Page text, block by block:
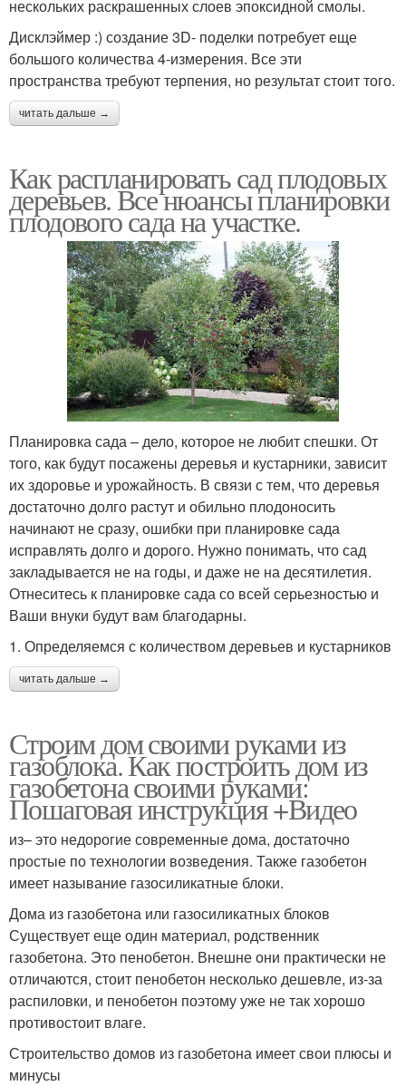
нескольких раскрашенных слоев эпоксидной смолы.
Дисклэймер :) создание 3D- поделки потребует еще
большого количества 4-измерения. Все эти
пространства требуют терпения, но результат стоит того.
читать дальше →
Как распланировать сад плодовых
деревьев. Все нюансы планировки
плодового сада на участке.
Планировка сада – дело, которое не любит спешки. От
того, как будут посажены деревья и кустарники, зависит
их здоровье и урожайность. В связи с тем, что деревья
достаточно долго растут и обильно плодоносить
начинают не сразу, ошибки при планировке сада
исправлять долго и дорого. Нужно понимать, что сад
закладывается не на годы, и даже не на десятилетия.
Отнеситесь к планировке сада со всей серьезностью и
Ваши внуки будут вам благодарны.
1. Определяемся с количеством деревьев и кустарников
читать дальше →
Строим дом своими руками из
газоблока. Как построить дом из
газобетона своими руками:
Пошаговая инструкция +Видео
из– это недорогие современные дома, достаточно
простые по технологии возведения. Также газобетон
имеет называние газосиликатные блоки.
Дома из газобетона или газосиликатных блоков
Существует еще один материал, родственник
газобетона. Это пенобетон. Внешне они практически не
отличаются, стоит пенобетон несколько дешевле, из-за
распиловки, и пенобетон поэтому уже не так хорошо
противостоит влаге.
Строительство домов из газобетона имеет свои плюсы и
минусы